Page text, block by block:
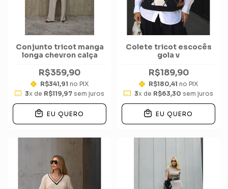
Conjunto tricot manga
longa chevron calça
R$359,90
R$341,91 no PIX
3x de R$119,97 sem juros
EU QUERO
Colete tricot escocês
gola v
R$189,90
R$180,41 no PIX
3x de R$63,30 sem juros
EU QUERO